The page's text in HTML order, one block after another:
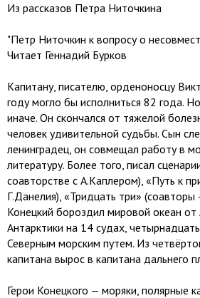
Из рассказов Петра Ниточкина
"Петр Ниточкин к вопросу о
Читает Геннадий Бурков
Капитану, писателю, орденоносцу
году могло бы исполниться 82 года.
иначе. Он скончался от тяжелой
человек удивительной судьбы. Сын
ленинградец, он совмещал работу в
литературу. Более того, писал
соавторстве с А.Каплером), «Путь к
Г.Данелия), «Тридцать три»
Конецкий бороздил мировой океан от
Антарктики на 14 судах,
Северным морским путем. Из
капитана вырос в капитана дальнего
Герои Конецкого — моряки, полярные